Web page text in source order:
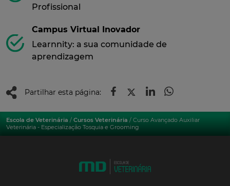
Profissional
Campus Virtual Inovador
Learnnity: a sua comunidade de
aprendizagem
Partilhar esta página:
Escola de Veterinária / Cursos Veterinária / Curso Avançado Auxiliar
Veterinária - Especialização Tosquia e Grooming